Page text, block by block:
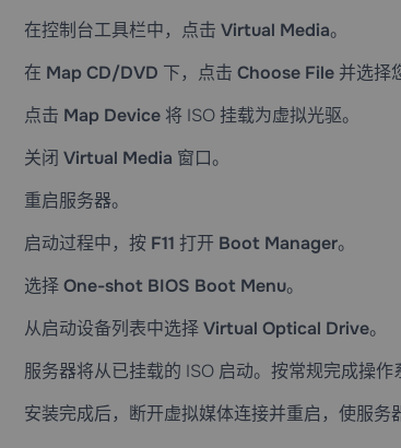
在控制台工具栏中，点击 Virtual Media。
在 Map CD/DVD 下，点击 Choose File并选择
点击 Map Device将 ISO 挂载为虚拟光驱。
关闭 Virtual Media 窗口。
重启服务器。
启动过程中，按 F11 打开 Boot Manager。
选择One-shot BIOS Boot Menu。
从启动设备列表中选择Virtual Optical Drive。
服务器将从已挂载的 ISO 启动。按常规完成操作
安装完成后，断开虚拟媒体连接并重启，使服务